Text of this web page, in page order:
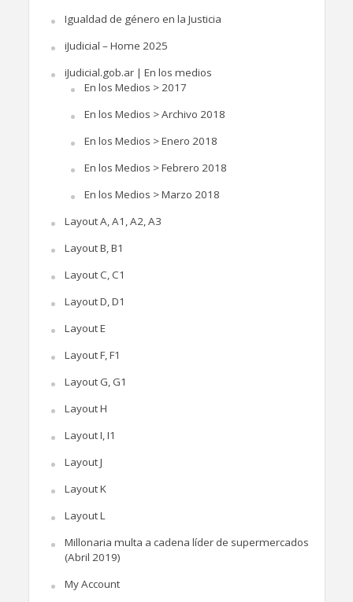
Igualdad de género en la Justicia
iJudicial – Home 2025
iJudicial.gob.ar | En los medios
En los Medios > 2017
En los Medios > Archivo 2018
En los Medios > Enero 2018
En los Medios > Febrero 2018
En los Medios > Marzo 2018
Layout A, A1, A2, A3
Layout B, B1
Layout C, C1
Layout D, D1
Layout E
Layout F, F1
Layout G, G1
Layout H
Layout I, I1
Layout J
Layout K
Layout L
Millonaria multa a cadena líder de supermercados
(Abril 2019)
My Account